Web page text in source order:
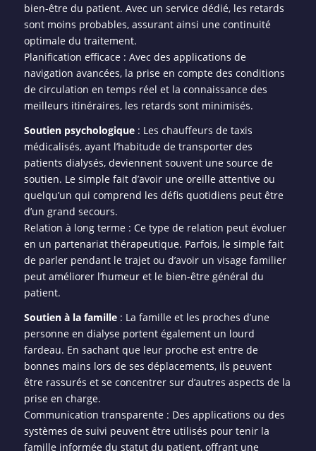
bien-être du patient. Avec un service dédié, les retards
sont moins probables, assurant ainsi une continuité
optimale du traitement.
Planification efficace : Avec des applications de
navigation avancées, la prise en compte des conditions
de circulation en temps réel et la connaissance des
meilleurs itinéraires, les retards sont minimisés.
Soutien psychologique: Les chauffeurs de taxis
médicalisés, ayant l’habitude de transporter des
patients dialysés, deviennent souvent une source de
soutien. Le simple fait d’avoir une oreille attentive ou
quelqu’un qui comprend les défis quotidiens peut être
d’un grand secours.
Relation à long terme : Ce type de relation peut évoluer
en un partenariat thérapeutique. Parfois, le simple fait
de parler pendant le trajet ou d’avoir un visage familier
peut améliorer l’humeur et le bien-être général du
patient.
Soutien à la famille: La famille et les proches d’une
personne en dialyse portent également un lourd
fardeau. En sachant que leur proche est entre de
bonnes mains lors de ses déplacements, ils peuvent
être rassurés et se concentrer sur d’autres aspects de la
prise en charge.
Communication transparente : Des applications ou des
systèmes de suivi peuvent être utilisés pour tenir la
famille informée du statut du patient, offrant une